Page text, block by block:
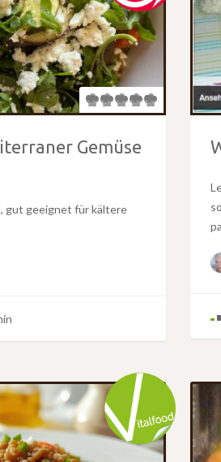
Gemüse
gut geeignet für kältere